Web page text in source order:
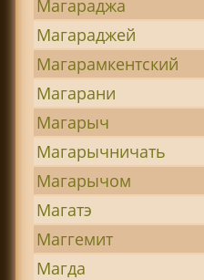
Магараджа
Магараджей
Магарамкентский
Магарани
Магарыч
Магарычничать
Магарычом
Магатэ
Маггемит
Магда